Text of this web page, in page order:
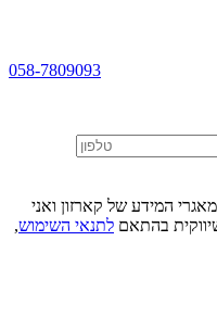
058-7809093
המידע של קארזון ואני
בהתאם לתנאי השימוש,